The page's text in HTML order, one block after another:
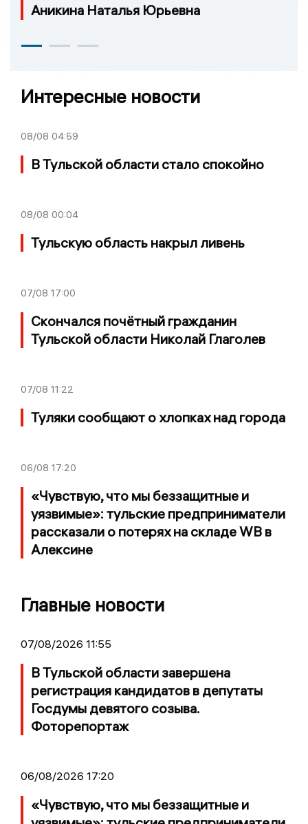
Аникина Наталья Юрьевна
Интересные новости
08/08 04:59
В Тульской области стало спокойно
08/08 00:04
Тульскую область накрыл ливень
07/08 17:00
Скончался почётный гражданин
Тульской области Николай Глаголев
07/08 11:22
Туляки сообщают о хлопках над города
06/08 17:20
«Чувствую, что мы беззащитные и
уязвимые»: тульские предприниматели
рассказали о потерях на складе WB в
Алексине
Главные новости
07/08/2026 11:55
В Тульской области завершена
регистрация кандидатов в депутаты
Госдумы девятого созыва.
Фоторепортаж
06/08/2026 17:20
«Чувствую, что мы беззащитные и